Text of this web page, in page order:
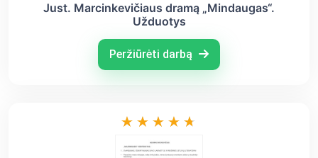
Just. Marcinkevičiaus dramą „Mindaugas“.
Užduotys
Peržiūrėti darbą